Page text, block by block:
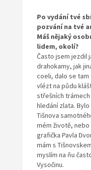
Po vydání tvé
pozvání na tvé
Máš nějaký
lidem, okolí?
Často jsem jezdil
drahokamy, jak
coeli, dalo se
vlézt na půdu
střešních
hledání zlata.
Tišnova
mém životě,
grafička Pavla
mám s
myslím na ňu
Vysočinu.